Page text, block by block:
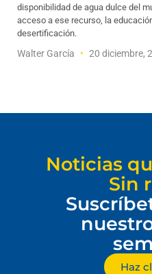
disponibilidad de agua dulce del
acceso a ese recurso, la
desertificación.
Walter García 20 diciembre,
Noticias
Sin
Haz